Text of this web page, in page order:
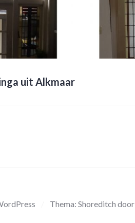
uit Alkmaar
Thema: Shoreditch door